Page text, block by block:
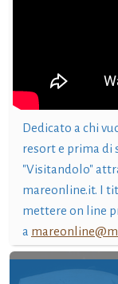
Dedicato a chi
resort e prima di
"Visitandolo"
mareonline.it. I
mettere on line
a